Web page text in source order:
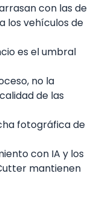
con las de
los vehículos de
es el umbral
no la
de las
fotográfica de
con IA y los
mantienen